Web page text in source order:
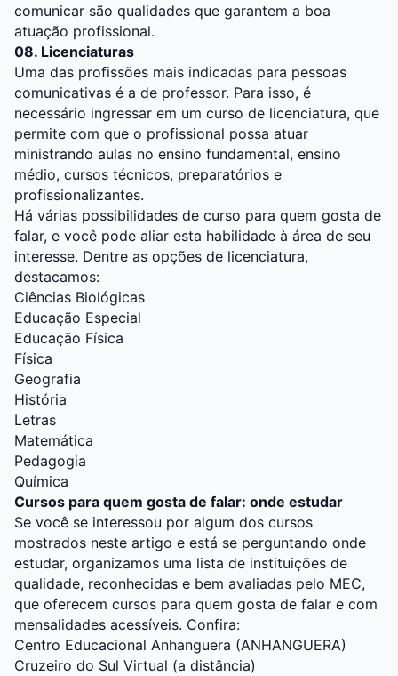
comunicar são qualidades que garantem a boa
atuação profissional.
08. Licenciaturas
Uma das profissões mais indicadas para pessoas
comunicativas é a de professor. Para isso, é
necessário ingressar em um curso de licenciatura, que
permite com que o profissional possa atuar
ministrando aulas no ensino fundamental, ensino
médio, cursos técnicos, preparatórios e
profissionalizantes.
Há várias possibilidades de curso para quem gosta de
falar, e você pode aliar esta habilidade à área de seu
interesse. Dentre as opções de licenciatura,
destacamos:
Ciências Biológicas
Educação Especial
Educação Física
Física
Geografia
História
Letras
Matemática
Pedagogia
Química
Cursos para quem gosta de falar: onde estudar
Se você se interessou por algum dos cursos
mostrados neste artigo e está se perguntando onde
estudar, organizamos uma lista de instituições de
qualidade, reconhecidas e bem avaliadas pelo MEC,
que oferecem cursos para quem gosta de falar e com
mensalidades acessíveis. Confira:
Centro Educacional Anhanguera (ANHANGUERA)
Cruzeiro do Sul Virtual (a distância)